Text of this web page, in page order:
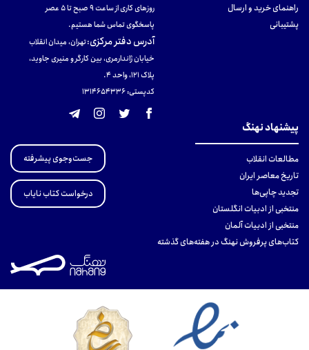
راهنمای خرید و ارسال
پشتیبانی
روزهای کاری از ساعت ۹ صبح تا ۵ عصر
پاسخگوی تماس شما هستیم.
آدرس دفتر مرکزی:تهران، میدان انقلاب
خیابان ژاندارمری، بین کارگر و منیری جاوید،
پلاک 121، واحد ۴.
کدپستی: 131465433۶
پیشنهاد نهنگ
مطالعات انقلاب
تاریخ معاصر ایران
تجدید چاپی‌ها
منتخبی از ادبیات انگلستان
منتخبی از ادبیات آلمان
کتاب‌های پرفروش نهنگ در هفته‌های گذشته
جست‌وجوی پیشرفته
درخواست کتاب نایاب